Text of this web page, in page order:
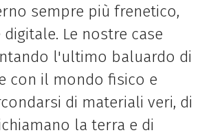
sempre più frenetico,
Le nostre case
l'ultimo baluardo di
con il mondo fisico e
di materiali veri, di
la terra e di